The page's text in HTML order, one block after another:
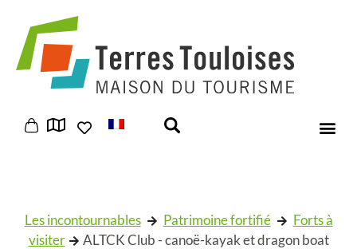
Les incontournables Patrimoine fortifié
Forts à
visiter
ALTCK Club - canoë-kayak et dragon boat